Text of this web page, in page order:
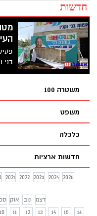
חדשות
בני
משטרה 100
משפט
כלכלה
חדשות ארציות
2021 2022 2023 2024 2025
אוק נוב
דצמ
10 11 12 13 14 15
16